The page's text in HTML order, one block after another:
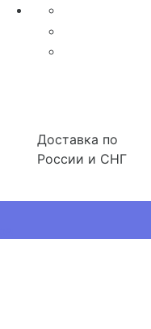
Доставка по
России и СНГ